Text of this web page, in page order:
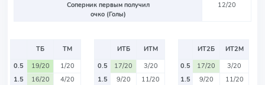
Соперник первым получил
очко (Голы)
12/20
ТБ
ТМ
0.5
19/20
1/20
1.5
16/20
4/20
ИТБ
ИТМ
0.5
17/20
3/20
1.5
9/20
11/20
ИТ2Б
ИТ2М
0.5
17/20
3/20
1.5
9/20
11/20